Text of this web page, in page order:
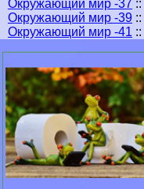
Окружающий мир -37 ::
Окружающий мир -39 ::
Окружающий мир -41 ::